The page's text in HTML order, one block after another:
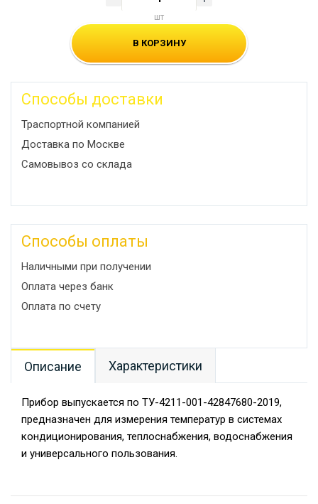
шт
В КОРЗИНУ
Способы доставки
Траспортной компанией
Доставка по Москве
Самовывоз со склада
Способы оплаты
Наличными при получении
Оплата через банк
Оплата по счету
Описание Характеристики
Прибор выпускается по ТУ-4211-001-42847680-2019,
предназначен для измерения температур в системах
кондиционирования, теплоснабжения, водоснабжения
и универсального пользования.